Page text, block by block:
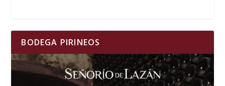
BODEGA PIRINEOS